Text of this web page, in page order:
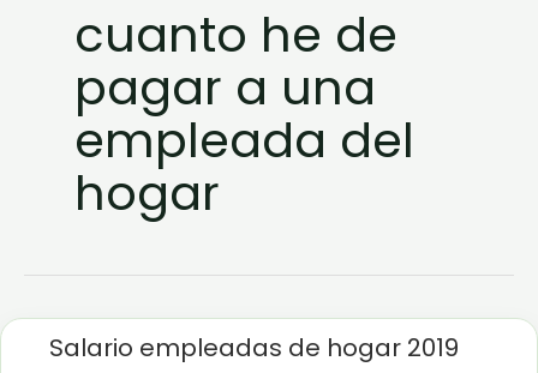
cuanto he de
pagar a una
empleada del
hogar
Salario empleadas de hogar 2019
Salario
empleadas
de